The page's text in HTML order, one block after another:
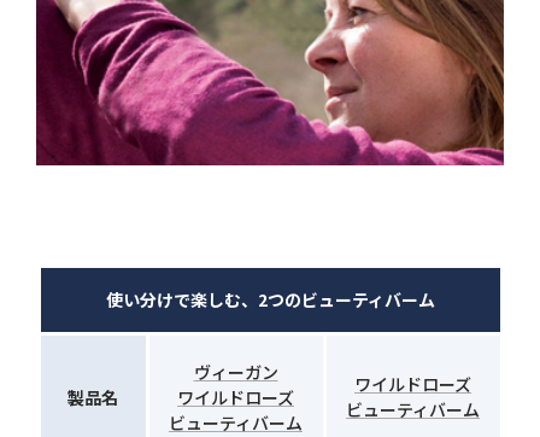
使い分けで楽しむ、2つのビューティバーム
製品名
ヴィーガン
ワイルドローズ
ビューティバーム
ワイルドローズ
ビューティバーム